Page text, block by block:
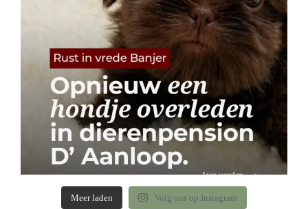
Meer laden Volg ons op Instagram